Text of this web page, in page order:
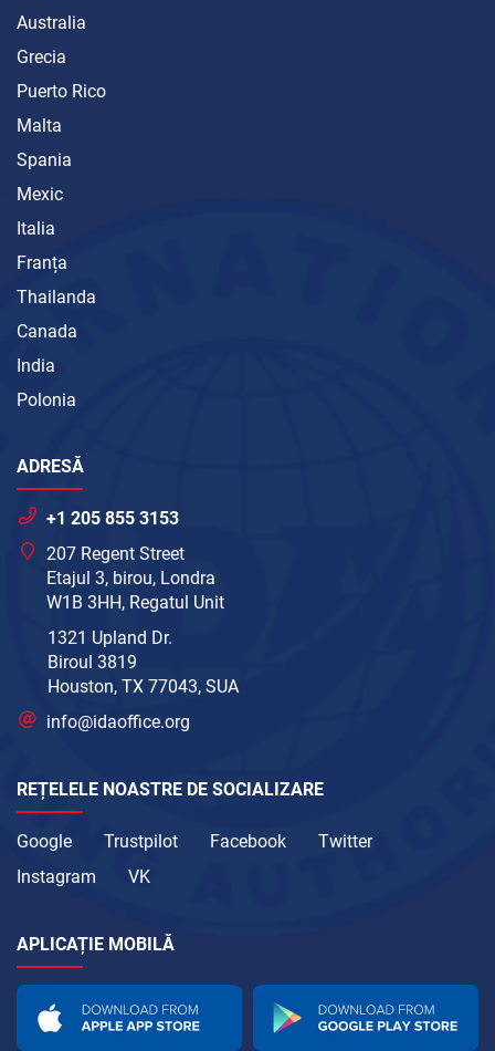
Australia
Grecia
Puerto Rico
Malta
Spania
Mexic
Italia
Franța
Thailanda
Canada
India
Polonia
ADRESĂ
+1 205 855 3153
207 Regent Street
Etajul 3, birou, Londra
W1B 3HH, Regatul Unit
1321 Upland Dr.
Biroul 3819
Houston, TX 77043, SUA
info@idaoffice.org
REȚELELE NOASTRE DE SOCIALIZARE
Google Trustpilot Facebook
Twitter
Instagram
VK
APLICAȚIE MOBILĂ